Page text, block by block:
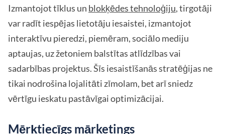
Izmantojot tīklus un blokķēdes tehnoloģiju, tirgotāji
var radīt iespējas lietotāju iesaistei, izmantojot
interaktīvu pieredzi, piemēram, sociālo mediju
aptaujas, uz žetoniem balstītas atlīdzības vai
sadarbības projektus. Šīs iesaistīšanās stratēģijas ne
tikai nodrošina lojalitāti zīmolam, bet arī sniedz
vērtīgu ieskatu pastāvīgai optimizācijai.
Mērķtiecīgs mārketings